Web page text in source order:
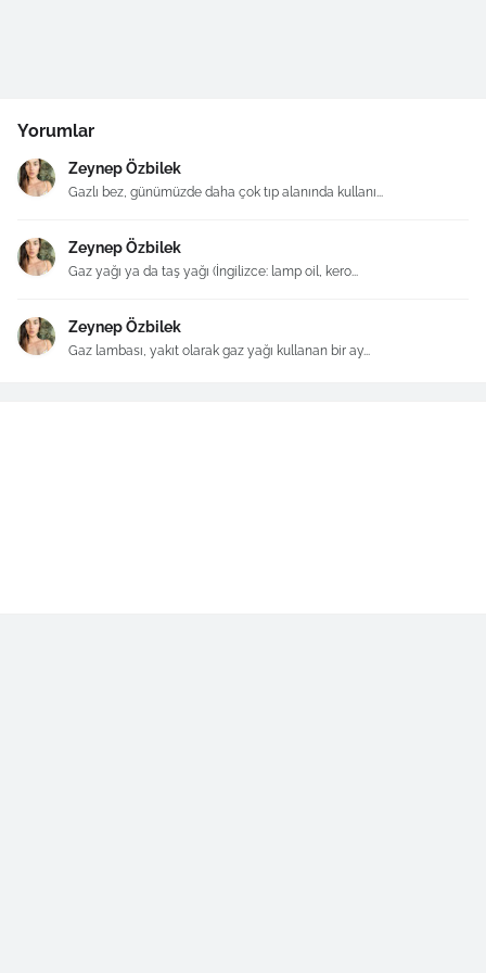
Yorumlar
Zeynep Özbilek
Gazlı bez, günümüzde daha çok tıp alanında kullanı...
Zeynep Özbilek
Gaz yağı ya da taş yağı (İngilizce: lamp oil, kero...
Zeynep Özbilek
Gaz lambası, yakıt olarak gaz yağı kullanan bir ay...